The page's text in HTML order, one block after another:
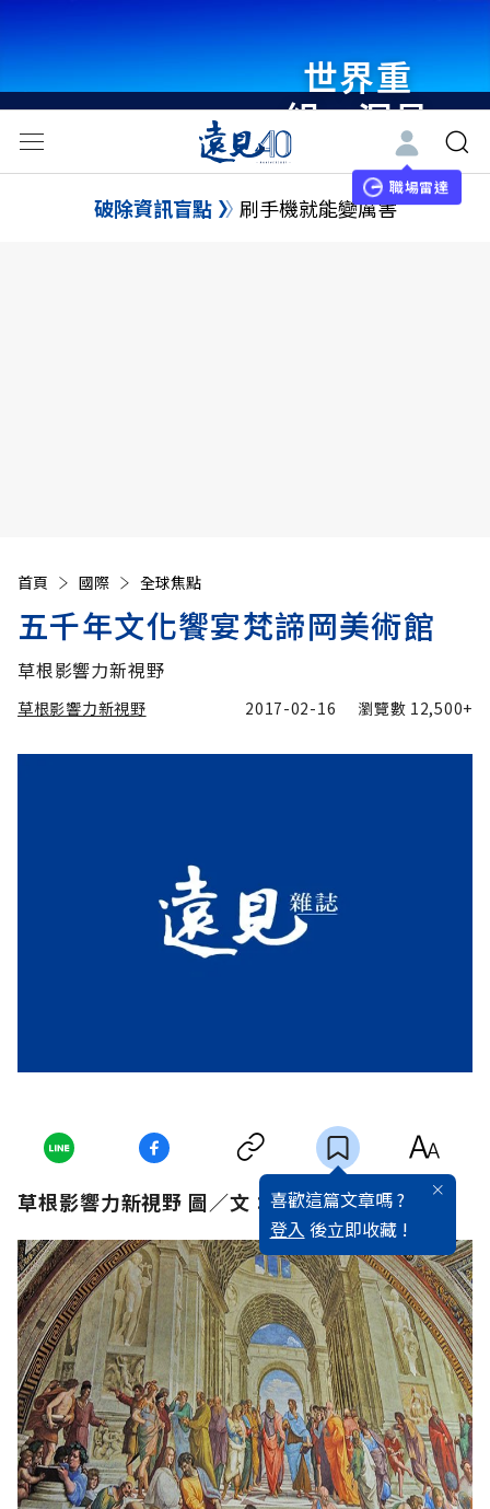
世界重
組・洞見
未來 與
世界領袖
職場雷達
破除資訊盲點 刷手機就能變厲害
首頁 國際 全球焦點
五千年文化饗宴梵諦岡美術館
草根影響力新視野
草根影響力新視野 2017-02-16 瀏覽數 12,500+
喜歡這篇文章嗎 ?
登入 後立即收藏 !
草根影響力新視野 圖／文：Dr. Phoebe